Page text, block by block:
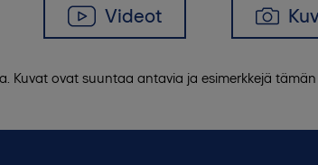
Videot
Kuvat ovat suuntaa antavia ja esimerkkejä